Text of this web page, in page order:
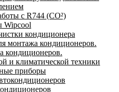
с R744 (CO²)
Wipcool
кондиционера
монтажа кондиционеров.
кондиционеров.
и климатической техники
приборы